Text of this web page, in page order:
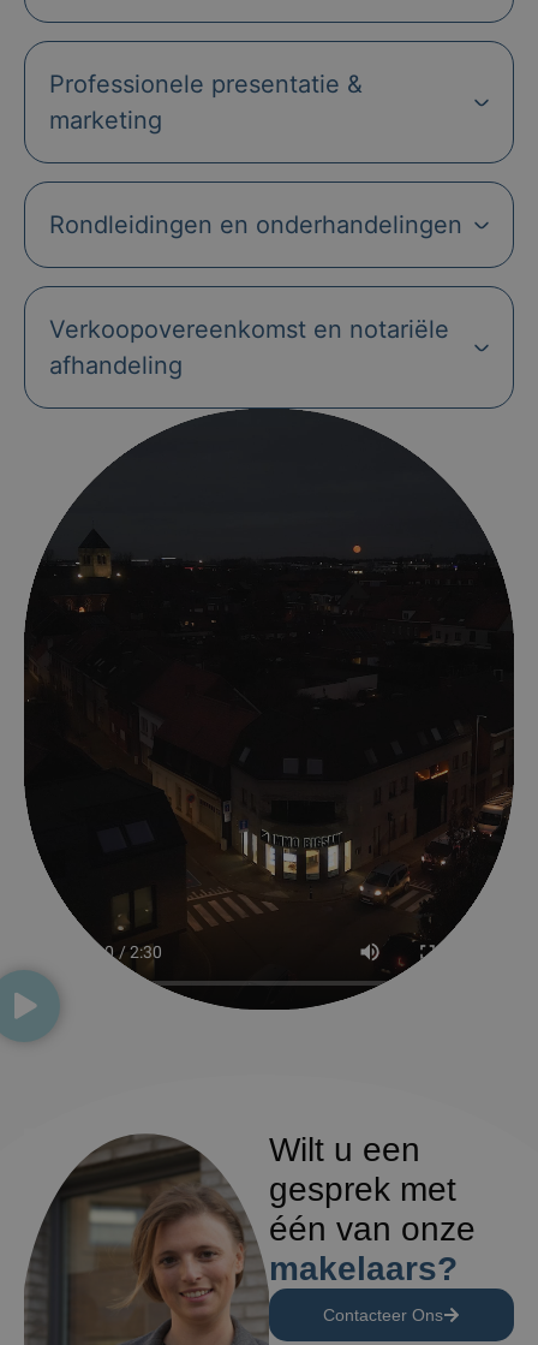
Professionele presentatie &
marketing
Rondleidingen en onderhandelingen
Verkoopovereenkomst en notariële
afhandeling
Wilt u een
gesprek met
één van onze
makelaars?
Contacteer Ons